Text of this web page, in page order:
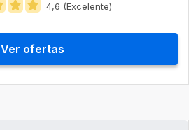
4,6 (Excelente)
Ver ofertas